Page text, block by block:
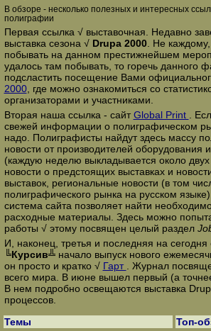
В обзоре - несколько полезных и интересных
полиграфии
Первая ссылка √ выставочная. Недавно
выставка сезона √ Drupa 2000. Не
побывать на данном престижнейшем
удалось там побывать, то горечь данного
подсластить посещение Вами
2000, где можно ознакомиться со
организаторами и участниками.
Вторая наша ссылка - сайтGlobal Print
.
свежей информации о полиграфическом
надо. Полиграфисты найдут здесь массу
новости от производителей оборудования
(каждую неделю выкладывается около двух
новости о предстоящих выставках и
выставок, региональные новости (в том
полиграфического рынка на русском
система сайта позволяет найти
расходные материалы. Здесь можно
работы √ этому посвящен целый раздел
И, наконец, третья и последняя на сегодня
╚Курсив╩начало выпуск нового
он просто и кратко √ Гарт
. Журнал
всего мира. В июне вышел первый (а
В нем подробно освещаются выставка
процессов.
Темы
Топ-